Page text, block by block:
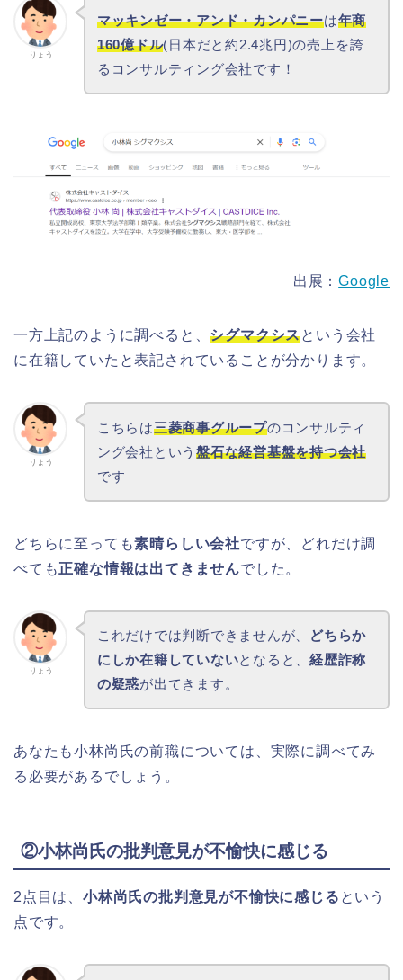
りょう
マッキンゼー・アンド・カンパニーは年商
160億ドル(日本だと約2.4兆円)の売上を誇
るコンサルティング会社です！
出展：Google
一方上記のように調べると、シグマクシスという会社
に在籍していたと表記されていることが分かります。
りょう
こちらは三菱商事グループのコンサルティ
ング会社という盤石な経営基盤を持つ会社
です
どちらに至っても素晴らしい会社ですが、どれだけ調
べても正確な情報は出てきませんでした。
りょう
これだけでは判断できませんが、
どちらか
にしか在籍していないとなると、経歴詐称
の疑惑が出てきます。
あなたも小林尚氏の前職については、実際に調べてみ
る必要があるでしょう。
②小林尚氏の批判意見が不愉快に感じる
2点目は、 小林尚氏の批判意見が不愉快に感じる という
点です。